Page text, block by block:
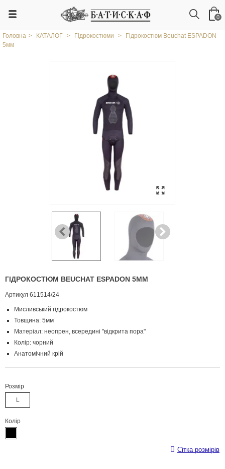
0
Головна > КАТАЛОГ > Гідрокостюми >
Гідрокостюм Beuchat ESPADON
5мм
ГІДРОКОСТЮМ BEUCHAT ESPADON 5ММ
Артикул 611514/24
Мисливський гідрокостюм
Товщина: 5мм
Матеріал: неопрен, всередині "відкрита пора"
Колір: чорний
Анатомічний крій
Розмір
L
Колір
Сітка розмірів